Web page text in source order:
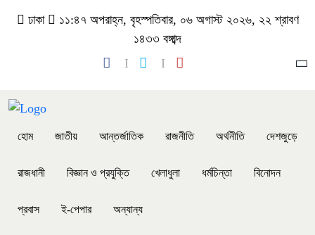
ঢাকা
১১:৪৭ অপরাহ্ন, বৃহস্পতিবার, ০৬ অগাস্ট ২০২৬, ২২ শ্রাবণ
১৪৩৩ বঙ্গাব্দ
হোম জাতীয় আন্তর্জাতিক রাজনীতি অর্থনীতি দেশজুড়ে
রাজধানী বিজ্ঞান ও প্রযুক্তি খেলাধুলা ধর্মচিন্তা বিনোদন
প্রবাস ই-পেপার অন্যান্য